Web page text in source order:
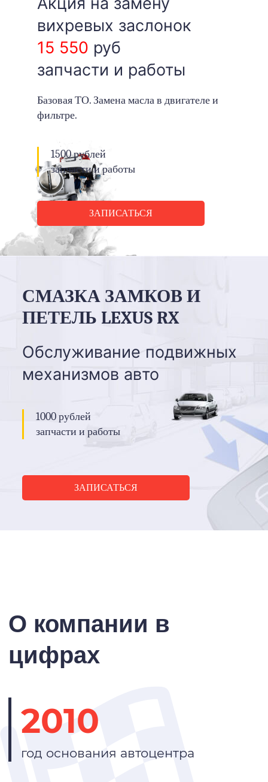
вихревых заслонок
15 550 руб
запчасти и работы
Базовая ТО. Замена масла в двигателе и
фильтре.
1500 рублей
запчасти и работы
ЗАПИСАТЬСЯ
СМАЗКА ЗАМКОВ И
ПЕТЕЛЬ LEXUS RX
Обслуживание подвижных
механизмов авто
1000 рублей
запчасти и работы
ЗАПИСАТЬСЯ
О компании в
цифрах
2010
год основания автоцентра